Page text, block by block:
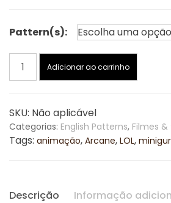
Pattern(s):
amigurumi
Mel+
[Volume
2]
Adicionar ao carrinho
SKU: Não aplicável
Categorias: English Patterns, Filmes &
Tags: animação, Arcane, LOL,
Descrição Informação